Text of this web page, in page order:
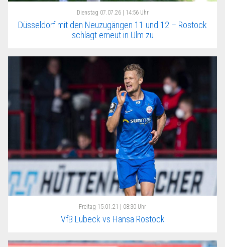
Dienstag 07.07.26 | 14:56 Uhr
Düsseldorf mit den Neuzugängen 11 und 12 – Rostock
schlägt erneut in Ulm zu
Freitag 15.01.21 | 08:30 Uhr
VfB Lübeck vs Hansa Rostock